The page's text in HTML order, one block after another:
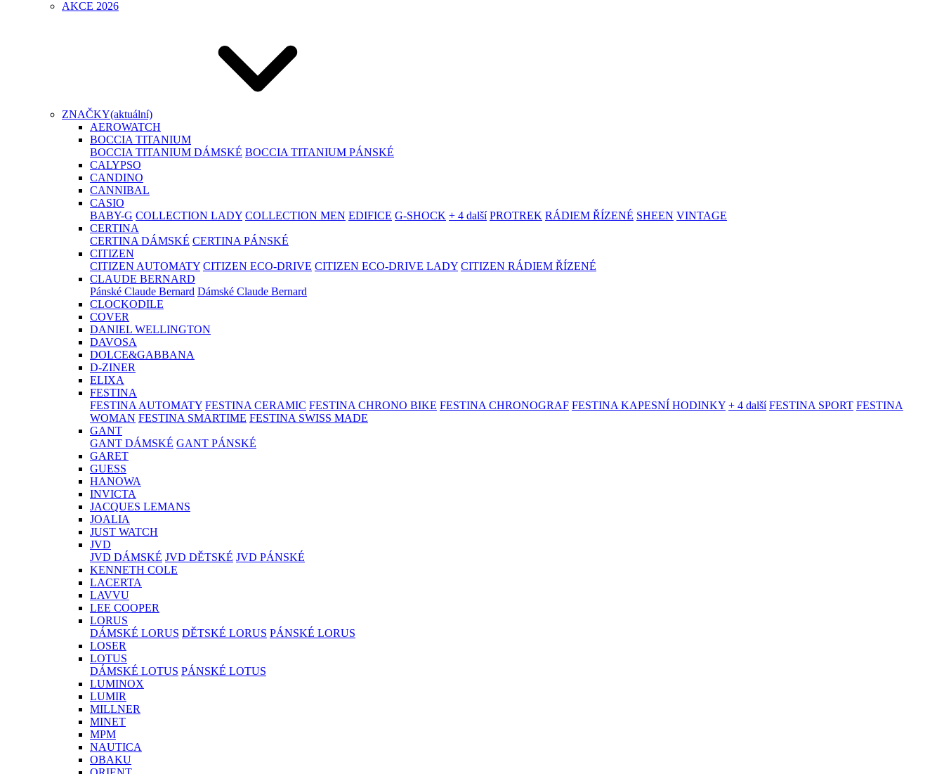
AKCE 2026
ZNAČKY(aktuální)
AEROWATCH
BOCCIA TITANIUM
BOCCIA TITANIUM DÁMSKÉ BOCCIA TITANIUM PÁNSKÉ
CALYPSO
CANDINO
CANNIBAL
CASIO
BABY-G COLLECTION LADY COLLECTION MEN EDIFICE G-SHOCK + 4 další PROTREK RÁDIEM ŘÍZENÉ SHEEN VINTAGE
CERTINA
CERTINA DÁMSKÉ CERTINA PÁNSKÉ
CITIZEN
CITIZEN AUTOMATY CITIZEN ECO-DRIVE CITIZEN ECO-DRIVE LADY CITIZEN RÁDIEM ŘÍZENÉ
CLAUDE BERNARD
Pánské Claude Bernard Dámské Claude Bernard
CLOCKODILE
COVER
DANIEL WELLINGTON
DAVOSA
DOLCE&GABBANA
D-ZINER
ELIXA
FESTINA
FESTINA AUTOMATY FESTINA CERAMIC FESTINA CHRONO BIKE FESTINA CHRONOGRAF FESTINA KAPESNÍ HODINKY + 4 další FESTINA SPORT FESTINA
WOMAN FESTINA SMARTIME FESTINA SWISS MADE
GANT
GANT DÁMSKÉ GANT PÁNSKÉ
GARET
GUESS
HANOWA
INVICTA
JACQUES LEMANS
JOALIA
JUST WATCH
JVD
JVD DÁMSKÉ JVD DĚTSKÉ JVD PÁNSKÉ
KENNETH COLE
LACERTA
LAVVU
LEE COOPER
LORUS
DÁMSKÉ LORUS DĚTSKÉ LORUS PÁNSKÉ LORUS
LOSER
LOTUS
DÁMSKÉ LOTUS PÁNSKÉ LOTUS
LUMINOX
LUMIR
MILLNER
MINET
MPM
NAUTICA
OBAKU